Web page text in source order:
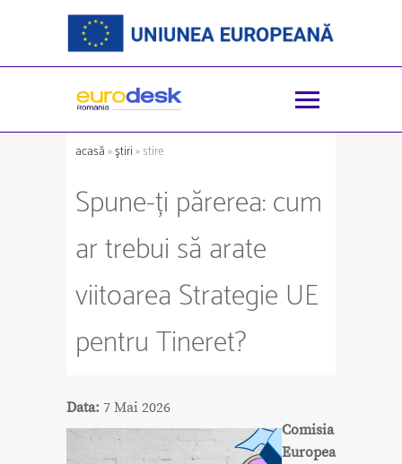
acasă»ştiri» stire
Spune-ți părerea: cum
ar trebui să arate
viitoarea Strategie UE
pentru Tineret?
Data: 7 Mai 2026
Comisia
Europea